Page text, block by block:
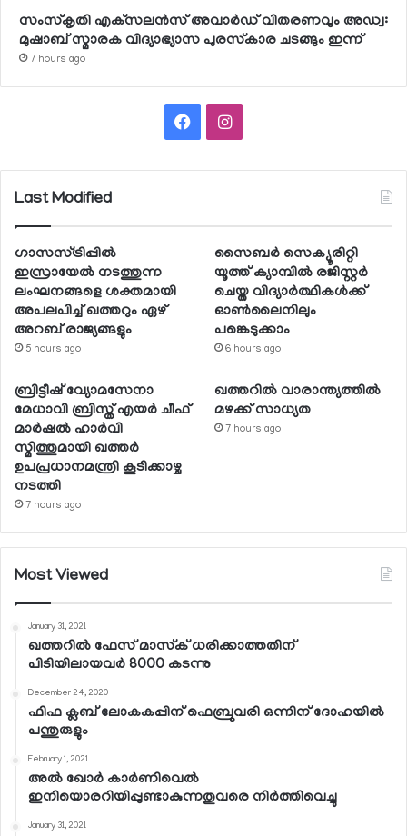
സംസ്‌കൃതി എക്‌സലന്‍സ് അവാര്‍ഡ് വിതരണവും അഡ്വ:
മുഷാബ് സ്മാരക വിദ്യാഭ്യാസ പുരസ്‌കാര ചടങ്ങും ഇന്ന്
7 hours ago
FacebookInstagram
Last Modified
ഗാസസ്ട്രിപ്പില്‍
ഇസ്രായേല്‍ നടത്തുന്ന
ലംഘനങ്ങളെ ശക്തമായി
അപലപിച്ച് ഖത്തറും ഏഴ്
അറബ് രാജ്യങ്ങളും
5 hours ago
സൈബര്‍ സെക്യൂരിറ്റി
യൂത്ത് ക്യാമ്പില്‍ രജിസ്റ്റര്‍
ചെയ്ത വിദ്യാര്‍ത്ഥികള്‍ക്ക്
ഓണ്‍ലൈനിലും
പങ്കെടുക്കാം
6 hours ago
ബ്രിട്ടീഷ് വ്യോമസേനാ
മേധാവി ബ്രിസ്ത് എയര്‍ ചീഫ്
മാര്‍ഷല്‍ ഹാര്‍വി
സ്മിത്തുമായി ഖത്തര്‍
ഉപപ്രധാനമന്ത്രി കൂടിക്കാഴ്ച
നടത്തി
7 hours ago
ഖത്തറില്‍ വാരാന്ത്യത്തില്‍
മഴക്ക് സാധ്യത
7 hours ago
Most Viewed
January 31, 2021
ഖത്തറില്‍ ഫേസ് മാസ്‌ക് ധരിക്കാത്തതിന്
പിടിയിലായവര്‍ 8000 കടന്നു
December 24, 2020
ഫിഫ ക്ലബ് ലോകകപ്പിന് ഫെബ്രുവരി ഒന്നിന് ദോഹയില്‍
പന്തുരുളും
February 1, 2021
അല്‍ ഖോര്‍ കാര്‍ണിവെല്‍
ഇനിയൊരറിയിപ്പുണ്ടാകുന്നതുവരെ നിര്‍ത്തിവെച്ചു
January 31, 2021